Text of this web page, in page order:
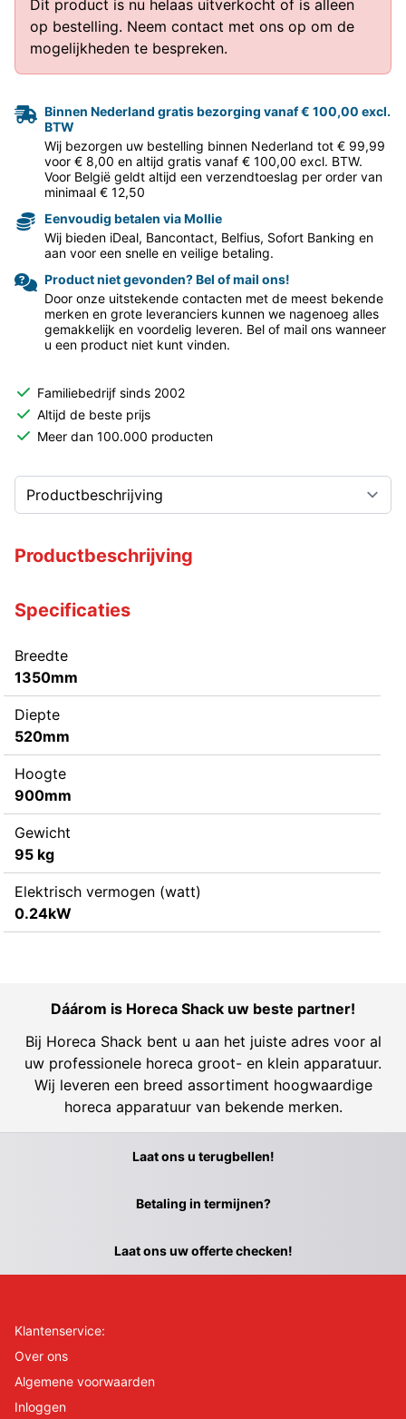
Dit product is nu helaas uitverkocht of is alleen
op bestelling. Neem contact met ons op om de
mogelijkheden te bespreken.
Binnen Nederland gratis bezorging vanaf € 100,00 excl.
BTW
Wij bezorgen uw bestelling binnen Nederland tot € 99,99
voor € 8,00 en altijd gratis vanaf € 100,00 excl. BTW.
Voor België geldt altijd een verzendtoeslag per order van
minimaal € 12,50
Eenvoudig betalen via Mollie
Wij bieden iDeal, Bancontact, Belfius, Sofort Banking en
aan voor een snelle en veilige betaling.
Product niet gevonden? Bel of mail ons!
Door onze uitstekende contacten met de meest bekende
merken en grote leveranciers kunnen we nagenoeg alles
gemakkelijk en voordelig leveren. Bel of mail ons wanneer
u een product niet kunt vinden.
Familiebedrijf sinds 2002
Altijd de beste prijs
Meer dan 100.000 producten
Productbeschrijving
Specificaties
Breedte
1350mm
Diepte
520mm
Hoogte
900mm
Gewicht
95 kg
Elektrisch vermogen (watt)
0.24kW
Dáárom is Horeca Shack uw beste partner!
Bij Horeca Shack bent u aan het juiste adres voor al
uw professionele horeca groot- en klein apparatuur.
Wij leveren een breed assortiment hoogwaardige
horeca apparatuur van bekende merken.
Laat ons u terugbellen!
Betaling in termijnen?
Laat ons uw offerte checken!
Klantenservice:
Over ons
Algemene voorwaarden
Inloggen